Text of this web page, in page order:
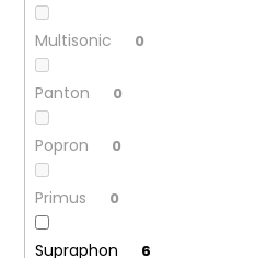
Multisonic 0
Panton 0
Popron 0
Primus 0
Supraphon 6
u
m
ABBA
THE
VISITORS